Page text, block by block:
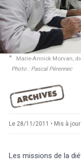
Marie-Annick Morvan,
Photo : Pascal Pérennec
Le 28/11/2011 • Mis à
Les missions de la